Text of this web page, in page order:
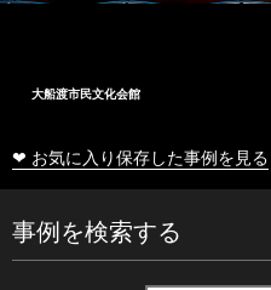
大船渡市民文化会館
❤ お気に入り保存した事例を見る
事例を検索する